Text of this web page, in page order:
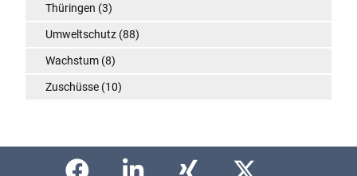
Thüringen (3)
Umweltschutz (88)
Wachstum (8)
Zuschüsse (10)